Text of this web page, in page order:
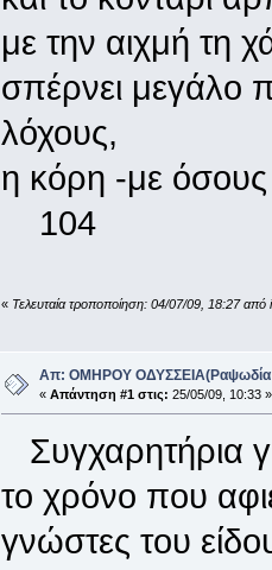
με την αιχμή τη
σπέρνει μεγάλο
λόχους,
η κόρη -με
104
« Τελευταία τροποποίηση: 04/07/09, 18:27 από
Απ: ΟΜΗΡΟΥ ΟΔΥΣΣΕΙΑ(Ραψωδία
« Απάντηση #1 στις: 25/05/09, 10:33 »
Συγχαρητήρια
το χρόνο που
γνώστες του